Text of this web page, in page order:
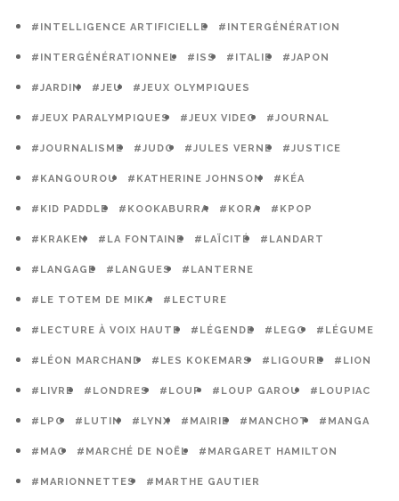
#INTELLIGENCE ARTIFICIELLE #INTERGÉNÉRATION
#INTERGÉNÉRATIONNEL #ISS #ITALIE #JAPON
#JARDIN #JEU #JEUX OLYMPIQUES
#JEUX PARALYMPIQUES #JEUX VIDEO #JOURNAL
#JOURNALISME #JUDO #JULES VERNE #JUSTICE
#KANGOUROU #KATHERINE JOHNSON #KÉA
#KID PADDLE #KOOKABURRA #KORA #KPOP
#KRAKEN #LA FONTAINE #LAÏCITÉ #LANDART
#LANGAGE #LANGUES #LANTERNE
#LE TOTEM DE MIKA #LECTURE
#LECTURE À VOIX HAUTE #LÉGENDE #LEGO #LÉGUME
#LÉON MARCHAND #LES KOKEMARS #LIGOURE #LION
#LIVRE #LONDRES #LOUP #LOUP GAROU #LOUPIAC
#LPO #LUTIN #LYNX #MAIRIE #MANCHOT #MANGA
#MAO #MARCHÉ DE NOËL #MARGARET HAMILTON
#MARIONNETTES #MARTHE GAUTIER